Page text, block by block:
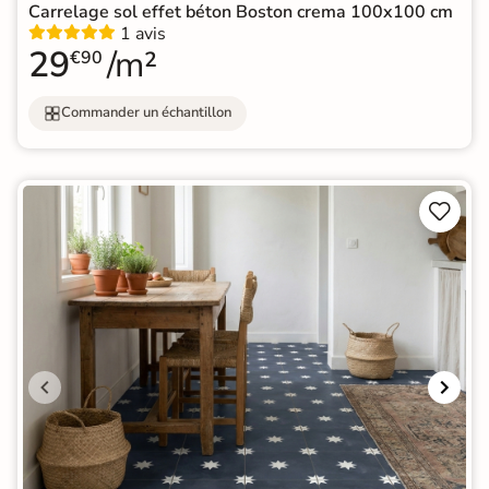
Carrelage sol effet béton Boston crema 100x100 cm
1 avis
29€90 /m²
Commander un échantillon

